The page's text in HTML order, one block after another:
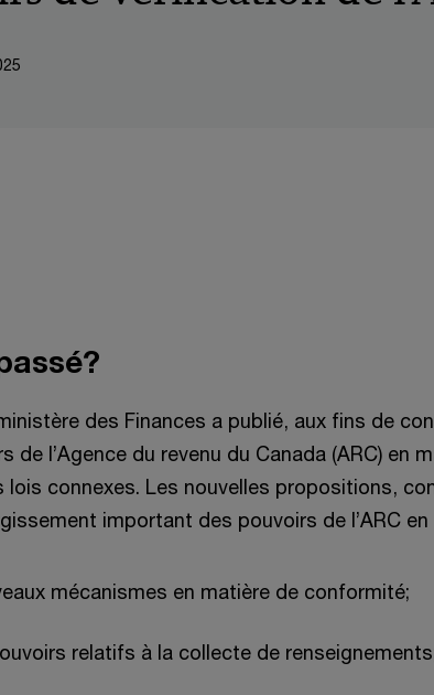
des Finances a publié, aux fins de
de l’Agence du revenu du Canada (ARC) en
lois connexes. Les nouvelles propositions,
important des pouvoirs de l’ARC
mécanismes en matière de conformité;
relatifs à la collecte de